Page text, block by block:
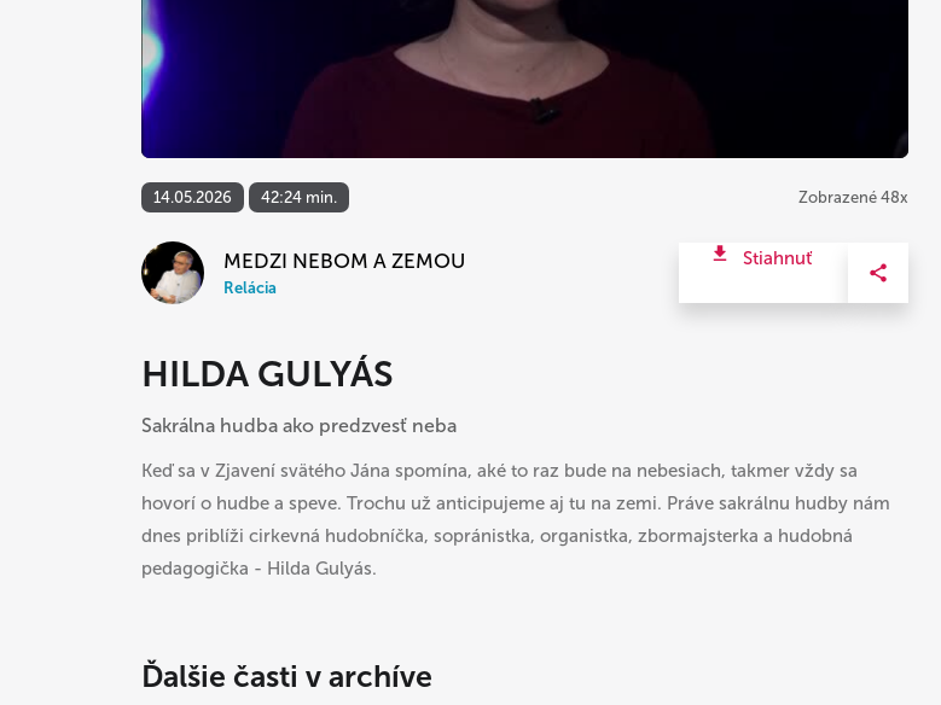
14.05.2026 42:24 min. Zobrazené 48x
MEDZI NEBOM A ZEMOU
Relácia
Stiahnuť
HILDA GULYÁS
Sakrálna hudba ako predzvesť neba
Keď sa v Zjavení svätého Jána spomína, aké to raz bude na nebesiach, takmer vždy sa
hovorí o hudbe a speve. Trochu už anticipujeme aj tu na zemi. Práve sakrálnu hudby nám
dnes priblíži cirkevná hudobníčka, sopránistka, organistka, zbormajsterka a hudobná
pedagogička - Hilda Gulyás.
Ďalšie časti v archíve